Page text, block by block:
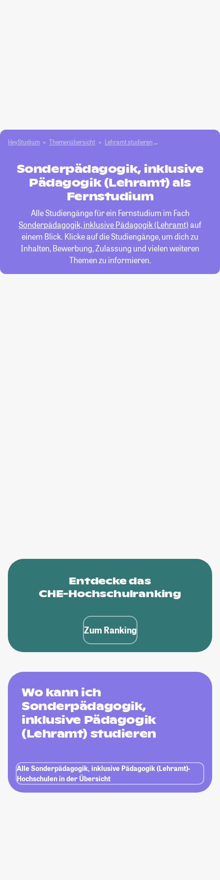
HeyStudium Themenübersicht Lehramt studieren
Sonderpädagogik, inklusive
Pädagogik (Lehramt) als
Fernstudium
Alle Studiengänge für ein Fernstudium im Fach
Sonderpädagogik, inklusive Pädagogik (Lehramt)auf
einem Blick. Klicke auf die Studiengänge, um dich zu
Inhalten, Bewerbung, Zulassung und vielen weiteren
Themen zu informieren.
Entdecke das
CHE-Hochschulranking
Zum Ranking
Wo kann ich
Sonderpädagogik,
inklusive Pädagogik
(Lehramt) studieren
Alle Sonderpädagogik, inklusive Pädagogik (Lehramt)-
Hochschulen in der Übersicht